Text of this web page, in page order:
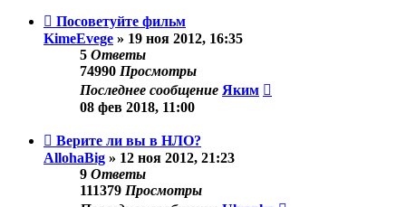
Посоветуйте фильм
KimeEvege » 19 ноя 2012, 16:35
5 Ответы
74990 Просмотры
Последнее сообщение Яким
08 фев 2018, 11:00
Верите ли вы в НЛО?
AllohaBig » 12 ноя 2012, 21:23
9 Ответы
111379 Просмотры